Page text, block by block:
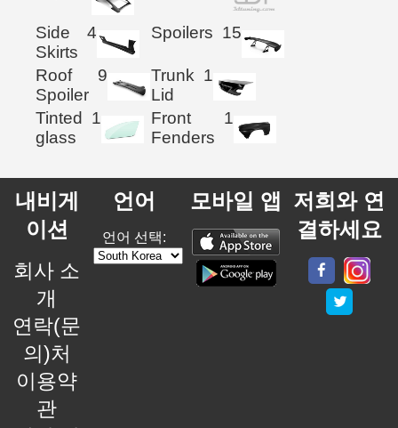
Side
Skirts
4 Spoilers 15
Roof
Spoiler
9
Trunk
Lid
1
Tinted
glass
1
Front
Fenders
1
내비게
이션
회사 소
개
연락(문
의)처
이용약
관
언어
언어 선택:
모바일 앱 저희와 연
결하세요